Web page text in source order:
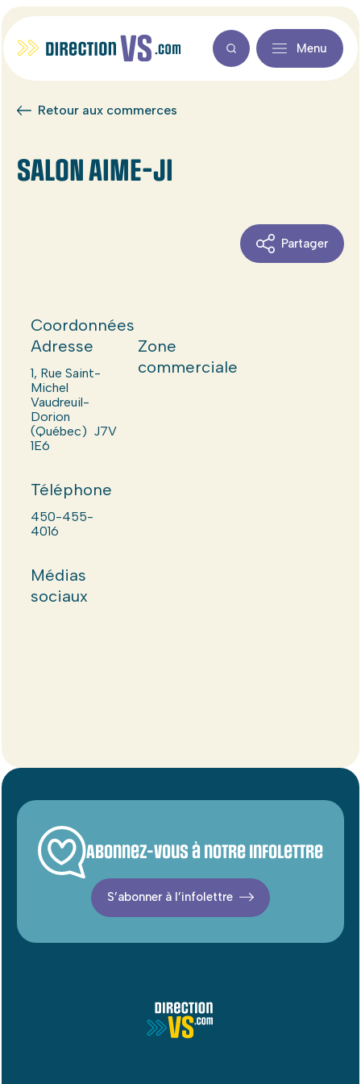
Menu
Retour aux commerces
SALON AIME-JI
Partager
Coordonnées
Adresse
1, Rue Saint-
Michel
Vaudreuil-
Dorion
(Québec) J7V
1E6
Téléphone
450-455-
4016
Médias
sociaux
Zone
commerciale
Abonnez-vous à notre infolettre
S’abonner à l’infolettre